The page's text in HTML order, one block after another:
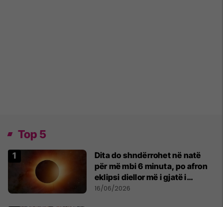
Top 5
Dita do shndërrohet në natë
për më mbi 6 minuta, po afron
eklipsi diellor më i gjatë i
shekullit të 21-të
16/06/2026